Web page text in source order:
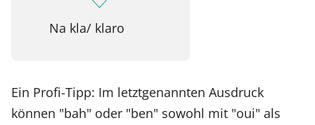
Na kla/ klaro
Ein Profi-Tipp: Im letztgenannten Ausdruck
können "bah" oder "ben" sowohl mit "oui" als